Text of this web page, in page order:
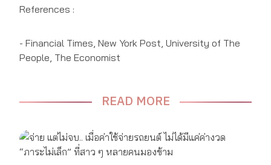
References :
- Financial Times, New York Post, University of The
People, The Economist
READ MORE